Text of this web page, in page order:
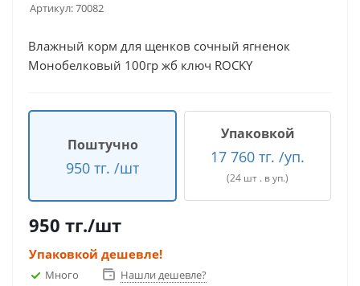
Артикул:70082
Влажный корм для щенков сочный ягненок
Монобелковый 100гр жб ключ ROCKY
Поштучно
950 тг. /шт
Упаковкой
17 760 тг. /уп.
(24 шт . в уп.)
950 тг./шт
Упаковкой дешевле!
Много Нашли дешевле?